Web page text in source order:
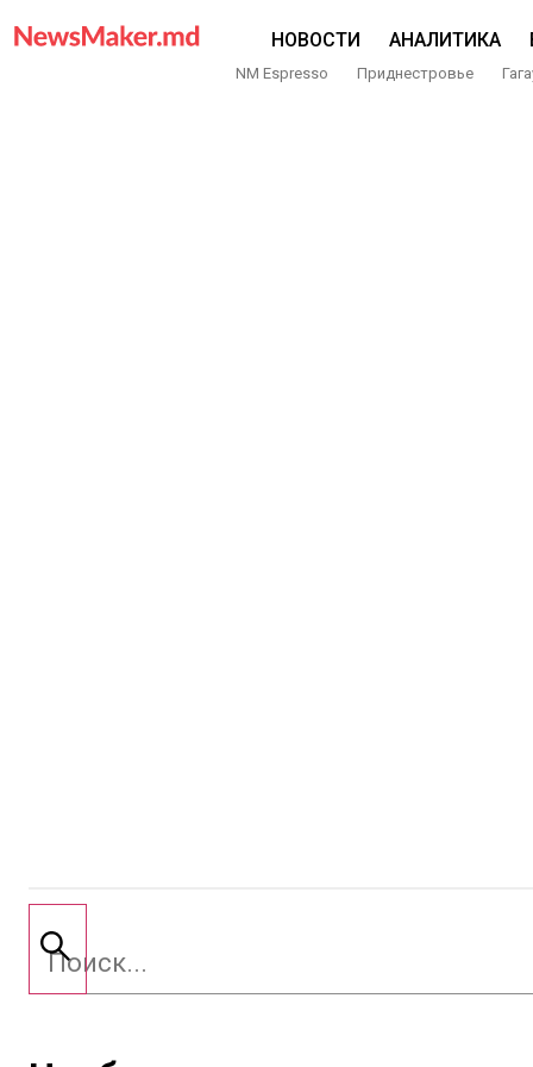
НОВОСТИ АНАЛИТИКА
NM Espresso Приднестровье